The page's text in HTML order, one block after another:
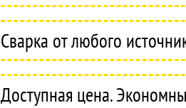
Cварка от любого
Доступная цена.